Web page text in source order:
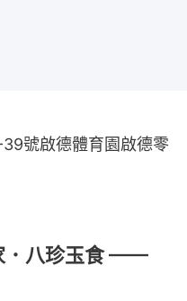
號啟德體育園啟德零
．八珍玉食 ——